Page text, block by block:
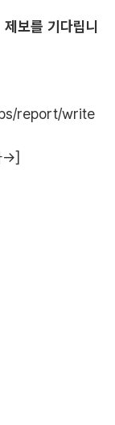
보를 기다립니
report/write
→]